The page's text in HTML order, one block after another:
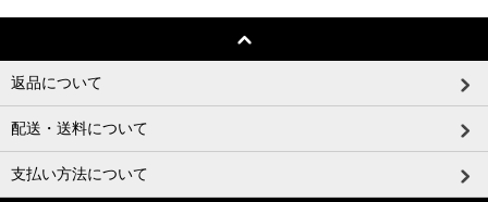
返品について
配送・送料について
支払い方法について